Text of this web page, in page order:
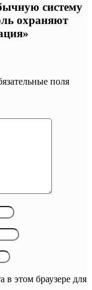
систему
охраняют
поля
в этом браузере для